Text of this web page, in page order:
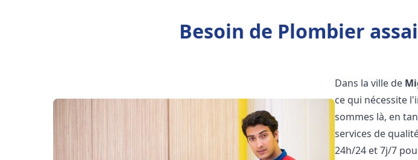
Besoin de Plombier
Dans la ville de
ce qui nécessite
sommes là, en
services de
24h/24 et 7j/7